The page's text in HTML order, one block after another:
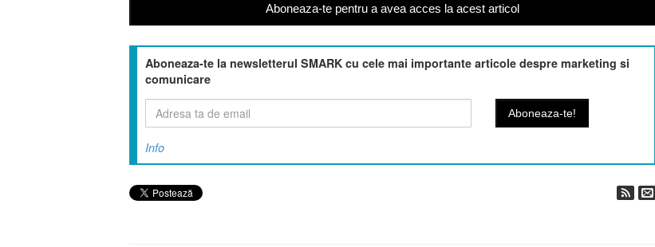
Aboneaza-te pentru a avea acces la acest articol
Aboneaza-te la newsletterul SMARK cu cele mai importante articole despre marketing si
comunicare
Info